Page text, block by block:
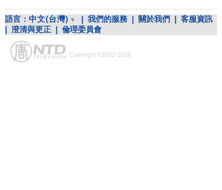
語言： 中文(台灣) 我們的服務 關於我們
客服資訊
澄清與更正 倫理委員會
Copyright ©2002-2026